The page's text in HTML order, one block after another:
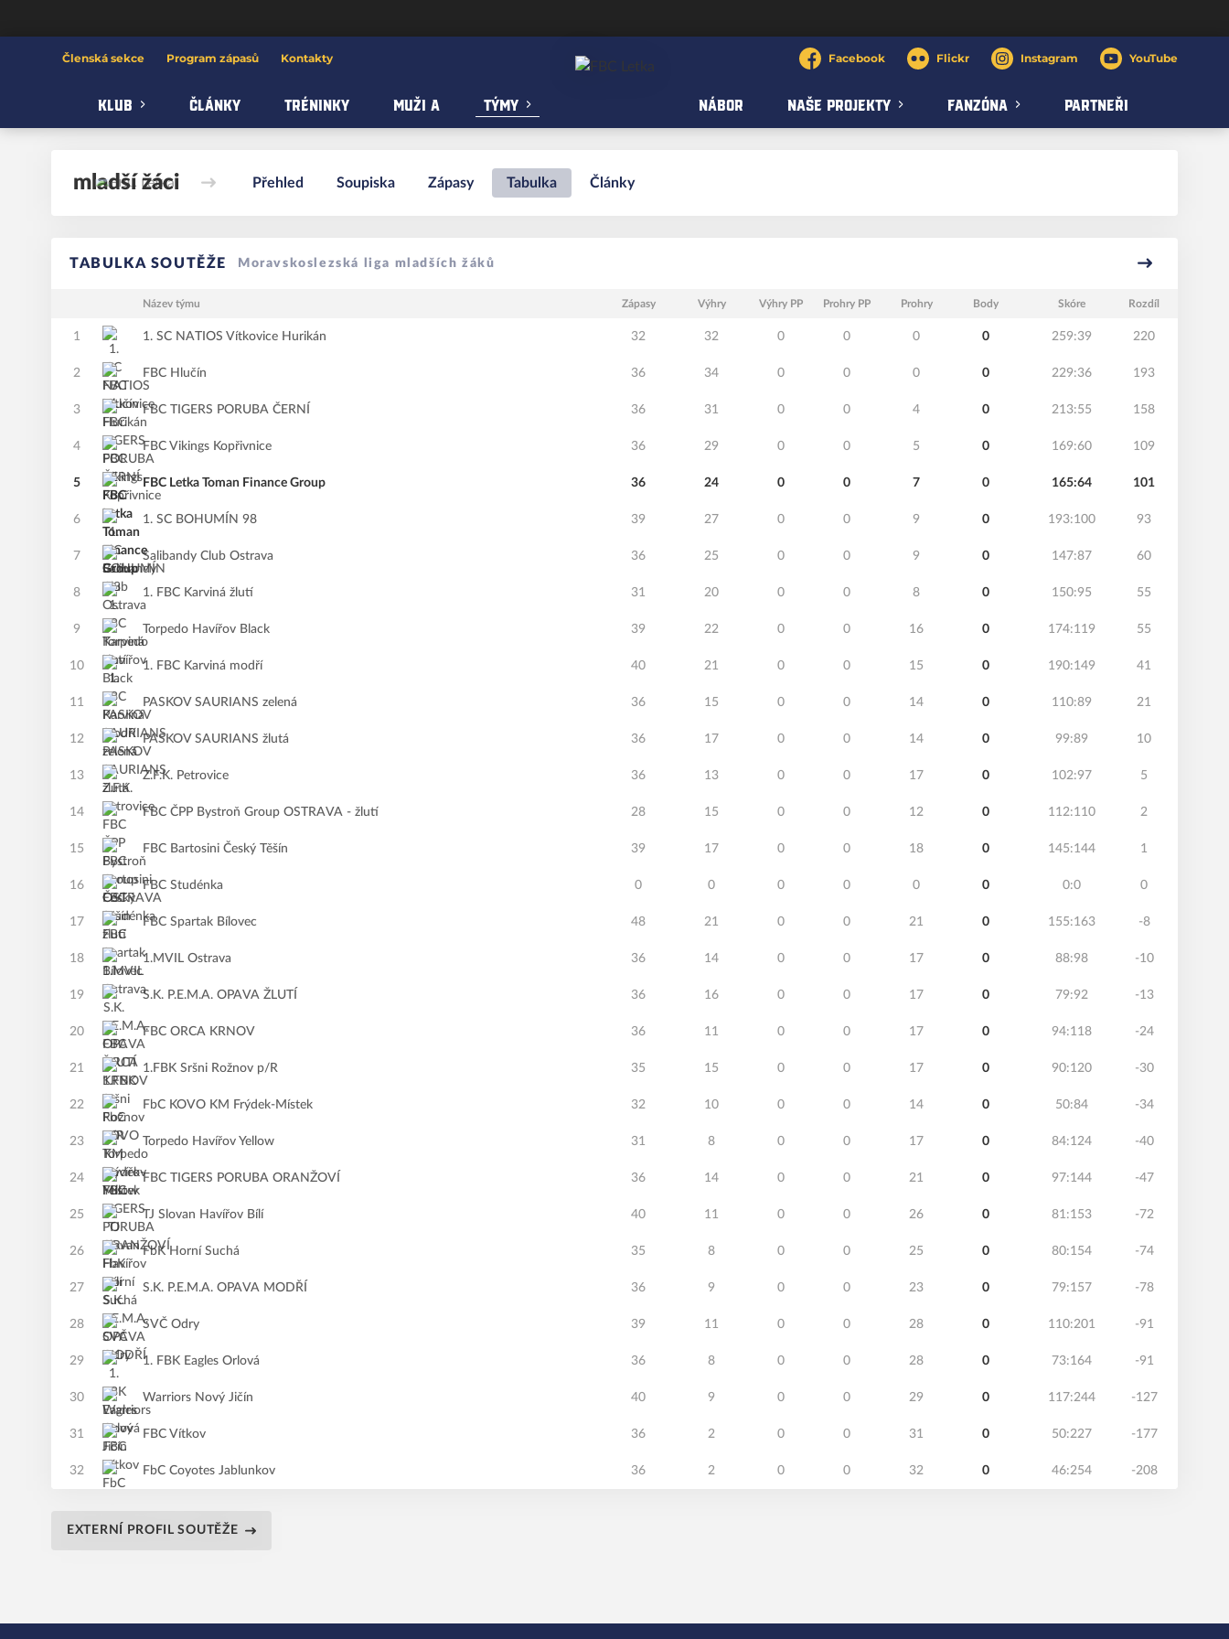
Členská sekce Program zápasů Kontakty Facebook Flickr Instagram YouTube
KLUB ČLÁNKY TRÉNINKY MUŽI A TÝMY NÁBOR NAŠE PROJEKTY FANZÓNA PARTNEŘI
mladší žáci Přehled Soupiska Zápasy Tabulka Články
TABULKA SOUTĚŽE Moravskoslezská liga mladších žáků
Název týmu Zápasy Výhry Výhry PP Prohry PP Prohry Body Skóre Rozdíl
1 1. SC NATIOS Vítkovice Hurikán 32 32 0 0 0 0 259:39 220
2 FBC Hlučín 36 34 0 0 0 0 229:36 193
3 FBC TIGERS PORUBA ČERNÍ 36 31 0 0 4 0 213:55 158
4 FBC Vikings Kopřivnice 36 29 0 0 5 0 169:60 109
5 FBC Letka Toman Finance Group 36 24 0 0 7 0 165:64 101
6 1. SC BOHUMÍN 98 39 27 0 0 9 0 193:100 93
7 Salibandy Club Ostrava 36 25 0 0 9 0 147:87 60
8 1. FBC Karviná žlutí 31 20 0 0 8 0 150:95 55
9 Torpedo Havířov Black 39 22 0 0 16 0 174:119 55
10 1. FBC Karviná modří 40 21 0 0 15 0 190:149 41
11 PASKOV SAURIANS zelená 36 15 0 0 14 0 110:89 21
12 PASKOV SAURIANS žlutá 36 17 0 0 14 0 99:89 10
13 Z.F.K. Petrovice 36 13 0 0 17 0 102:97 5
14 FBC ČPP Bystroň Group OSTRAVA - žlutí 28 15 0 0 12 0 112:110 2
15 FBC Bartosini Český Těšín 39 17 0 0 18 0 145:144 1
16 FBC Studénka 0 0 0 0 0 0 0:0 0
17 FBC Spartak Bílovec 48 21 0 0 21 0 155:163 -8
18 1.MVIL Ostrava 36 14 0 0 17 0 88:98 -10
19 S.K. P.E.M.A. OPAVA ŽLUTÍ 36 16 0 0 17 0 79:92 -13
20 FBC ORCA KRNOV 36 11 0 0 17 0 94:118 -24
21 1.FBK Sršni Rožnov p/R 35 15 0 0 17 0 90:120 -30
22 FbC KOVO KM Frýdek-Místek 32 10 0 0 14 0 50:84 -34
23 Torpedo Havířov Yellow 31 8 0 0 17 0 84:124 -40
24 FBC TIGERS PORUBA ORANŽOVÍ 36 14 0 0 21 0 97:144 -47
25 TJ Slovan Havířov Bílí 40 11 0 0 26 0 81:153 -72
26 FbK Horní Suchá 35 8 0 0 25 0 80:154 -74
27 S.K. P.E.M.A. OPAVA MODŘÍ 36 9 0 0 23 0 79:157 -78
28 SVČ Odry 39 11 0 0 28 0 110:201 -91
29 1. FBK Eagles Orlová 36 8 0 0 28 0 73:164 -91
30 Warriors Nový Jičín 40 9 0 0 29 0 117:244 -127
31 FBC Vítkov 36 2 0 0 31 0 50:227 -177
32 FbC Coyotes Jablunkov 36 2 0 0 32 0 46:254 -208
EXTERNÍ PROFIL SOUTĚŽE